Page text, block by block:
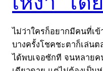
ไม่ว่าใครก็อยากมีคนที่เข้
บางครั้งโชคชะตาก็เล่น
ได้พบเจอซักที จนหลายค